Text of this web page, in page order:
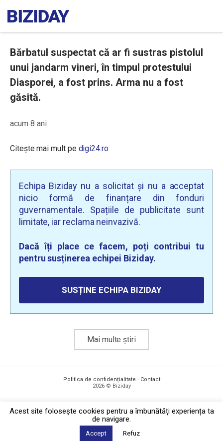
Bărbatul suspectat că ar fi sustras pistolul
unui jandarm vineri, în timpul protestului
Diasporei, a fost prins. Arma nu a fost
găsită.
acum 8 ani
Citește mai mult pe digi24.ro
Echipa Biziday nu a solicitat și nu a acceptat
nicio formă de finanțare din fonduri
guvernamentale. Spațiile de publicitate sunt
limitate, iar reclama neinvazivă.
Dacă îți place ce facem, poți contribui tu
pentru susținerea echipei Biziday.
SUSȚINE ECHIPA BIZIDAY
Mai multe știri
Politica de confidențialitate · Contact
2026 © Biziday
Acest site foloseşte cookies pentru a îmbunătăți experiența ta
de navigare.
Accept Refuz